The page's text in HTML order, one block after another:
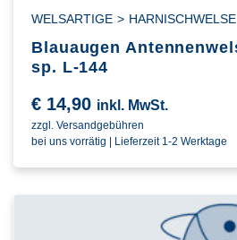
WELSARTIGE > HARNISCHWELSE
Blauaugen
sp. L-144
€ 14,90 inkl. MwSt.
zzgl. Versandgebühren
bei uns vorrätig | Lieferzeit 1-2 Werktage